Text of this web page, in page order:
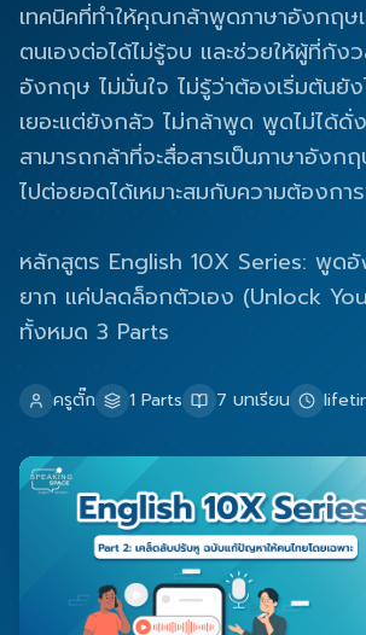
เทคนิคที่ทำให้คุณกล้าพูดภาษาอังกฤษ
ตนเองต่อได้ไม่รู้จบ และช่วยให้ผู้ที่กัง
อังกฤษ ไม่มั่นใจ ไม่รู้ว่าต้องเริ่มต้นยัง
เยอะแต่ยังกลัว ไม่กล้าพูด พูดไม่ได้ดั่
สามารถกล้าที่จะสื่อสารเป็นภาษาอังก
ไปต่อยอดได้เหมาะสมกับความต้องกา
หลักสูตร English 10X Series: พูด
ยาก แค่ปลดล็อกตัวเอง (Unlock
ทั้งหมด 3 Parts
ครูตั๊ก 1 Parts 7 บทเรียน